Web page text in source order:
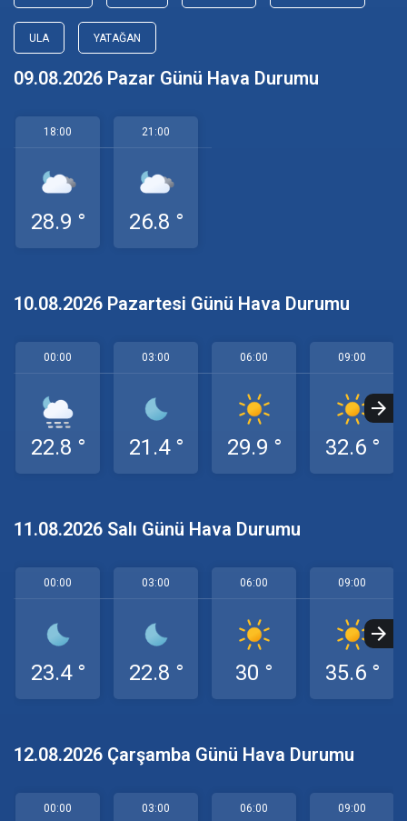
ULA YATAĞAN
09.08.2026 Pazar Günü Hava Durumu
18:00
28.9 °
21:00
26.8 °
10.08.2026 Pazartesi Günü Hava Durumu
00:00
22.8 °
03:00
21.4 °
06:00
29.9 °
09:00
32.6 °
11.08.2026 Salı Günü Hava Durumu
00:00
23.4 °
03:00
22.8 °
06:00
30 °
09:00
35.6 °
12.08.2026 Çarşamba Günü Hava Durumu
00:00 03:00 06:00 09:00